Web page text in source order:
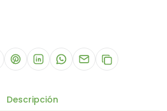
Descripción